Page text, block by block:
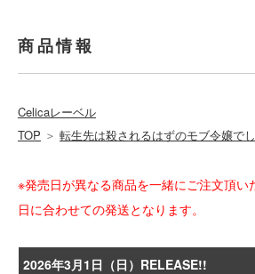
商品情報
Celicaレーベル
TOP ＞ 転生先は殺されるはずのモブ令嬢で
※発売日が異なる商品を一緒にご注文頂い
日に合わせての発送となります。
2026年3月1日（日）RELEASE!!